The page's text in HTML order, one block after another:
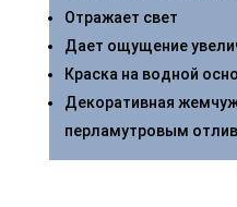
Отражает свет
Дает ощущение
Краска на водной
Декоративная
перламутровым